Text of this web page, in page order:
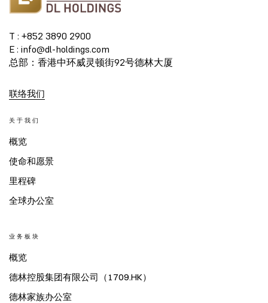
T : +852 3890 2900
E : info@dl-holdings.com
总部：香港中环威灵顿街92号德林大厦
联络我们
关于我们
概览
使命和愿景
里程碑
全球办公室
业务板块
概览
德林控股集团有限公司（1709.HK）
德林家族办公室